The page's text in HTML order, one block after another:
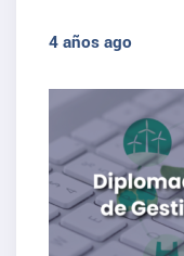
4 años ago